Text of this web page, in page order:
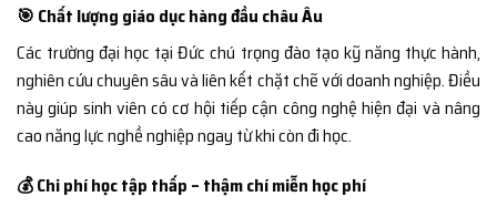
🎯 Chất lượng giáo dục hàng đầu châu Âu
Các trường đại học tại Đức chú trọng đào tạo kỹ năng thực hành,
nghiên cứu chuyên sâu và liên kết chặt chẽ với doanh nghiệp. Điều
này giúp sinh viên có cơ hội tiếp cận công nghệ hiện đại và nâng
cao năng lực nghề nghiệp ngay từ khi còn đi học.
💰 Chi phí học tập thấp – thậm chí miễn học phí